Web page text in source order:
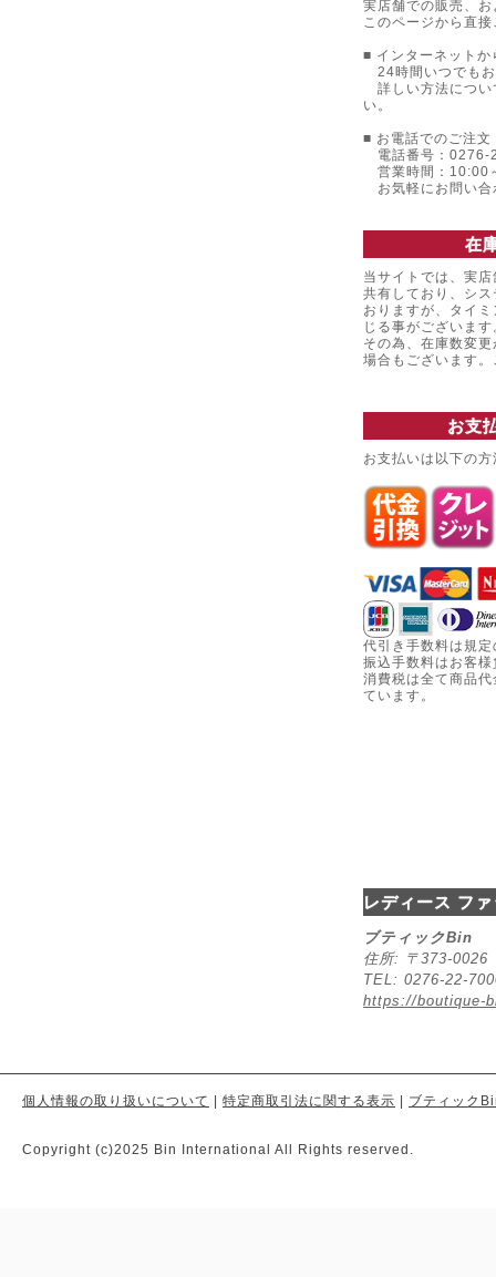
実店舗での販売、
このページから直
■ インターネットか
24時間いつでも
詳しい方法につい
い。
■ お電話でのご注文
電話番号：0276-
営業時間：10:00
お気軽にお問い合
在
当サイトでは、実
共有しており、シ
おりますが、タイ
じる事がございます
その為、在庫数変
場合もございます
お支
お支払いは以下の
代引き手数料は規
振込手数料はお客
消費税は全て商品
ています。
レディース フ
ブティックBin
住所: 〒373-
TEL: 0276-22-
https://boutique-
個人情報の取り扱いについて 特定商取引法に関する表示 ブティック
Copyright (c)2025 Bin International All Rights reserved.